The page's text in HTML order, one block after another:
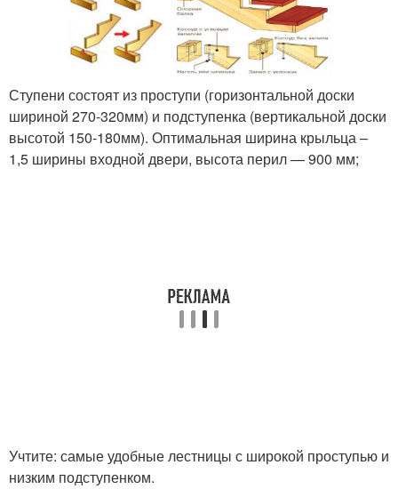
Ступени состоят из проступи (горизонтальной доски
шириной 270-320мм) и подступенка (вертикальной доски
высотой 150-180мм). Оптимальная ширина крыльца –
1,5 ширины входной двери, высота перил — 900 мм;
Учтите: самые удобные лестницы с широкой проступью и
низким подступенком.